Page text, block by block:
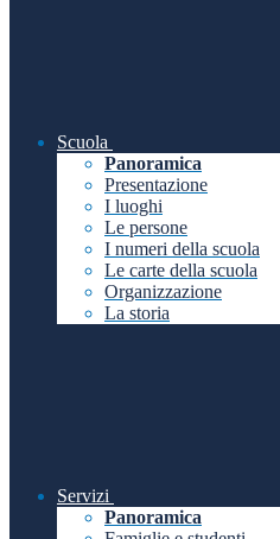
Scuola
Panoramica
Presentazione
I luoghi
Le persone
I numeri della scuola
Le carte della scuola
Organizzazione
La storia
Servizi
Panoramica